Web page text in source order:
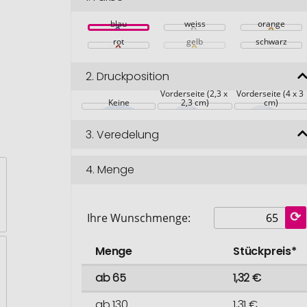
blau weiss
orange
rot
gelb schwarz
2.Druckposition
Keine
Vorderseite (2,3 x
2,3 cm)
Vorderseite (4 x 3
cm)
3.Veredelung
4.Menge
Ihre Wunschmenge:
Menge
Stückpreis*
ab 65
1,32 €